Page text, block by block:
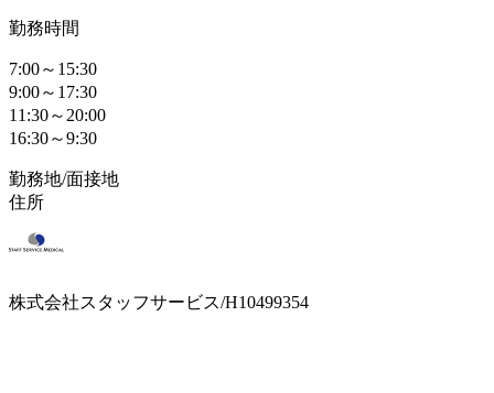
勤務時間
7:00～15:30
9:00～17:30
11:30～20:00
16:30～9:30
勤務地/面接地
住所
株式会社スタッフサービス/H10499354